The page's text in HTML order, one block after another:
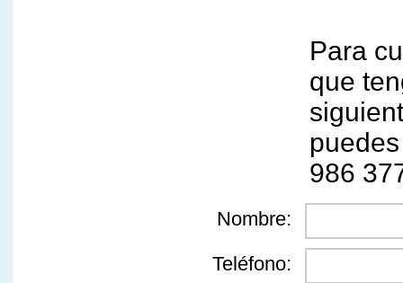
Para
que
986
Nombre:
Teléfono: